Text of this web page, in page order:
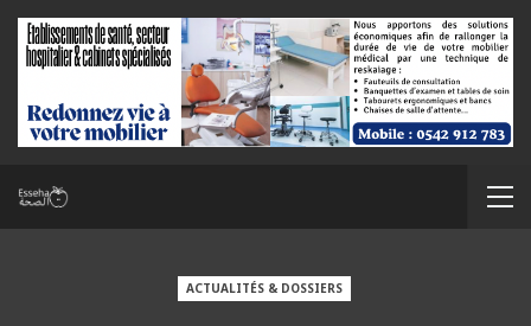
ACTUALITÉS & DOSSIERS